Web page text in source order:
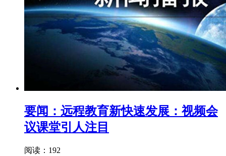
要闻：远程教育新快速发展：视频会
议课堂引人注目
阅读：192